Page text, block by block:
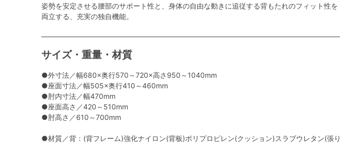
姿勢を安定させる腰部のサポート性と、身体の自由な動きに追従する背もたれのフィット性を
両立する、充実の独自機能。
サイズ・重量・材質
●外寸法／幅680×奥行570～720×高さ950～1040mm
●座面寸法／幅505×奥行410～460mm
●肘内寸法／幅470mm
●座面高さ／420～510mm
●肘高さ／610～700mm
●材質／背：(背フレーム)強化ナイロン(背板)ポリプロピレン(クッション)スラブウレタン(張り